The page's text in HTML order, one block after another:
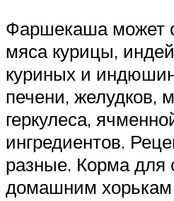
Фаршекаша может
мяса курицы,
куриных и
печени, желудков,
геркулеса,
ингредиентов.
разные. Корма для
домашним хорькам